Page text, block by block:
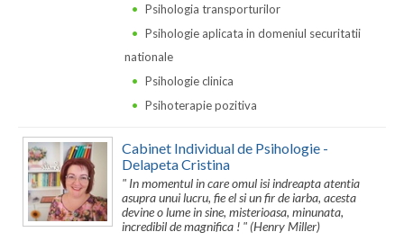
Dolj
Galati
Giurgiu
Psihologia transporturilor
Psihologie aplicata in domeniul securitatii
nationale
Psihologie clinica
Psihoterapie pozitiva
Cabinet Individual de Psihologie -
Delapeta Cristina
" In momentul in care omul isi indreapta atentia
asupra unui lucru, fie el si un fir de iarba, acesta
devine o lume in sine, misterioasa, minunata,
incredibil de magnifica ! " (Henry Miller)